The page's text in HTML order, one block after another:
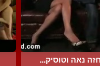
נאה וטוסיק...